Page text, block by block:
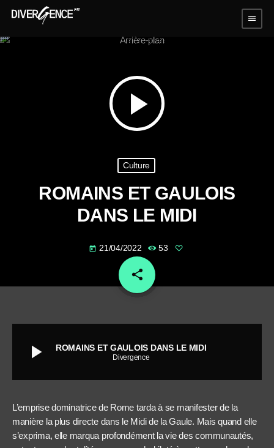
menu
play_arrow
Culture
ROMAINS ET GAULOIS
DANS LE MIDI
today 21/04/2022 53
share
email
play_arrow ROMAINS ET GAULOIS DANS LE MIDI
Divergence
L’emprise dominatrice de Rome tarda à se manifester de la
manière la plus directe dans le Midi de la Gaule. Mais quand elle
s’exprima, elle marqua profondément la vie des communautés,